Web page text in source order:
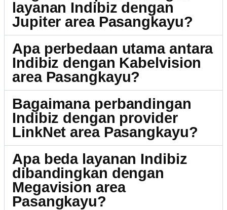
layanan Indibiz dengan
Jupiter area Pasangkayu?
Apa perbedaan utama antara
Indibiz dengan Kabelvision
area Pasangkayu?
Bagaimana perbandingan
Indibiz dengan provider
LinkNet area Pasangkayu?
Apa beda layanan Indibiz
dibandingkan dengan
Megavision area
Pasangkayu?